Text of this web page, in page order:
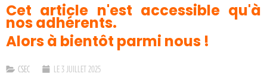
Cet article n'est accessible qu'à
nos adhérents.
Alors à bientôt parmi nous !
CSEC LE 3 JUILLET 2025